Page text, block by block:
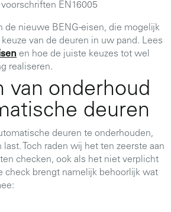
EN16005
de nieuwe BENG-eisen, die mogelijk
van de deuren in uw pand. Lees
en hoe de juiste keuzes tot wel
realiseren.
van onderhoud
deuren
deuren te onderhouden,
Toch raden wij het ten zeerste aan
checken, ook als het niet verplicht
check brengt namelijk behoorlijk wat